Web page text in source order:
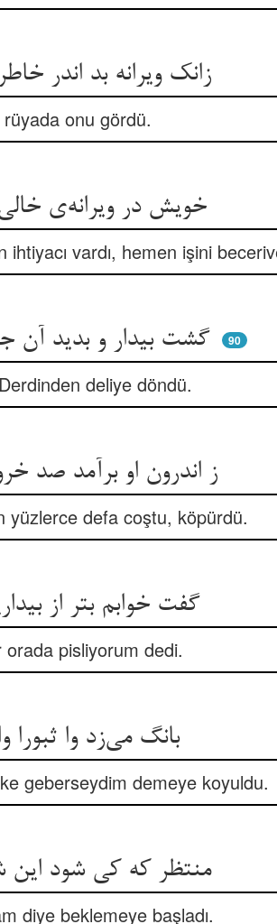
زانک ویرانه بد اندر خاطرش ** شد به خواب اندر همانجا منظرش
rüyada onu gördü.
vardı, hemen işini
گشت بیدار و بدید آن جامه خواب ** پر حدث دیوانه شد از اضطراب 90
deliye döndü.
yüzlerce defa coştu, köpürdü.
گفت خوابم بتر از بیداریم ** گه خورم این سو و آن سو می‌ریم
orada pisliyorum dedi.
بانگ می‌زد وا ثبورا وا ثبور ** هم‌چنانک کافر اندر قعر گور
geberseydim demeye koyuldu.
منتظر که کی شود این شب به سر ** یا برآید در گشادن بانگ در
diye beklemeye başladı.